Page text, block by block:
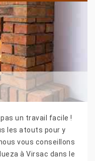
un travail facile !
les atouts pour y
vous conseillons
à Virsac dans le